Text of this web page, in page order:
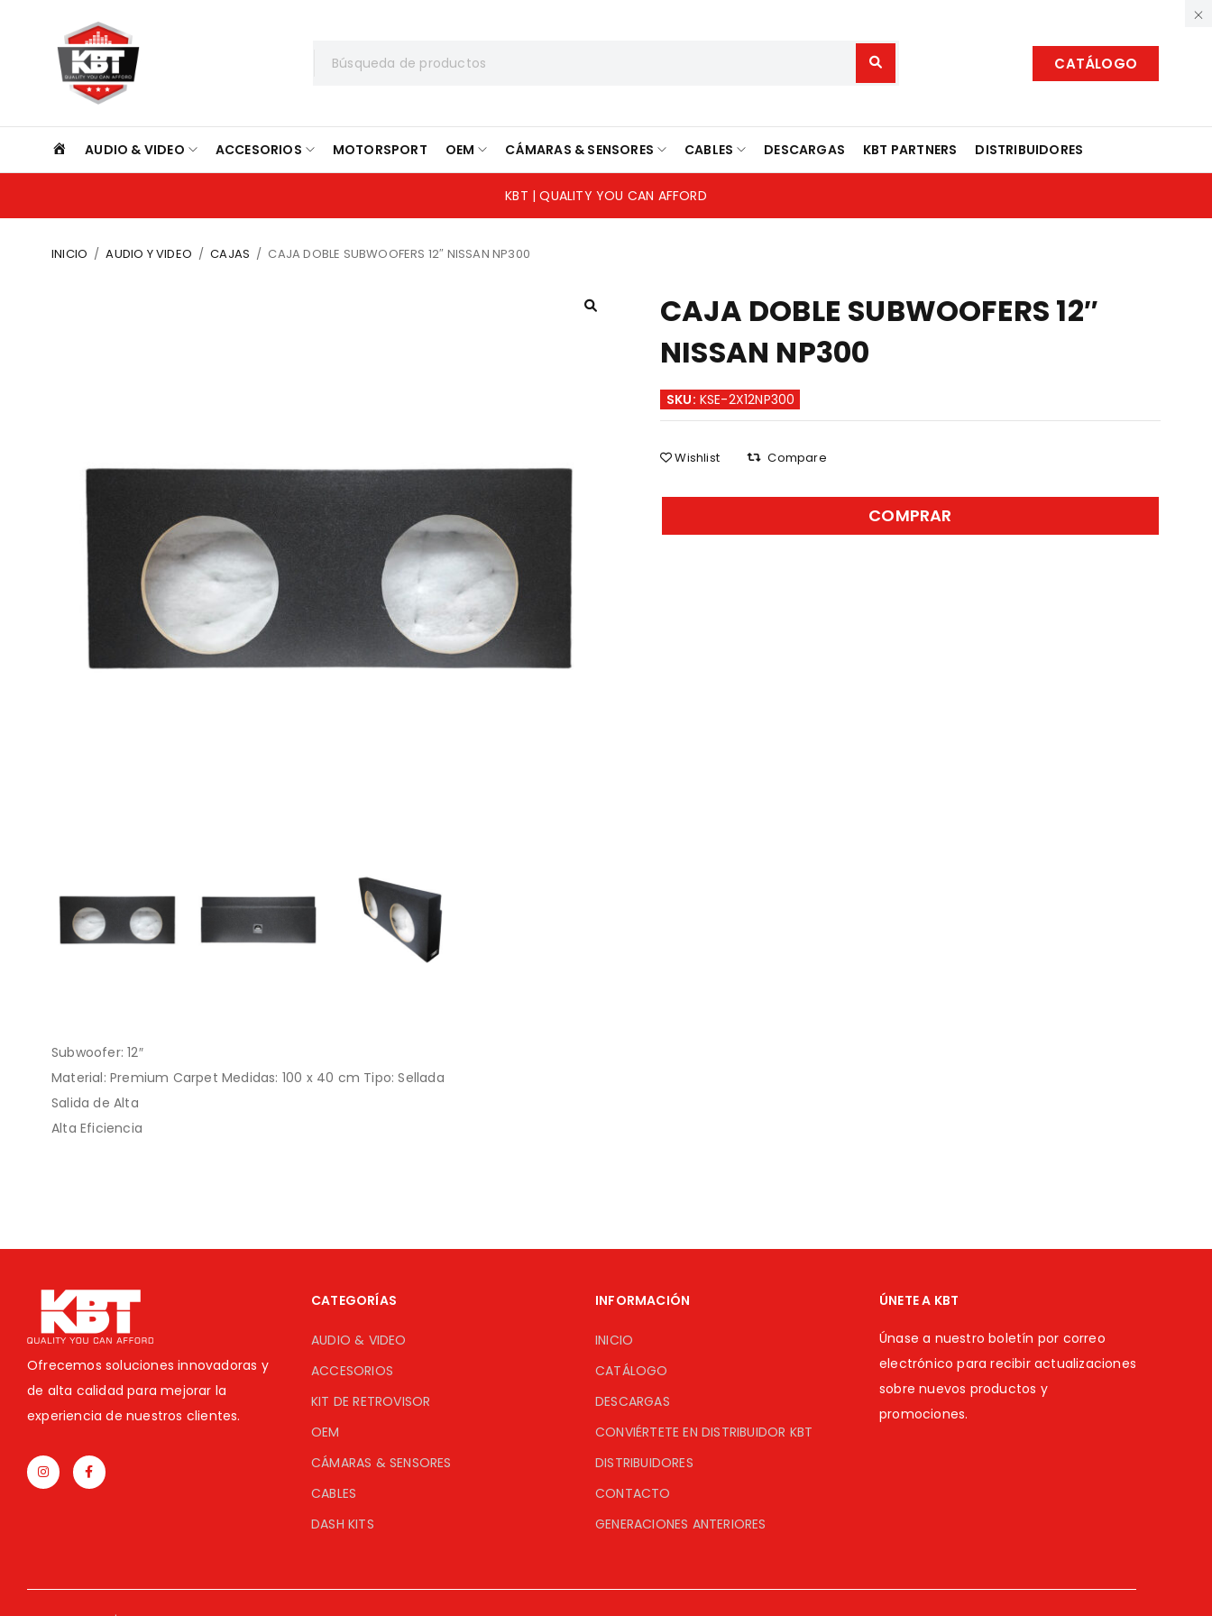
CATÁLOGO
INICIO
AUDIO & VIDEO ACCESORIOS MOTORSPORT OEM CÁMARAS & SENSORES CABLES DESCARGAS KBT PARTNERS DISTRIBUIDORES
KBT | QUALITY YOU CAN AFFORD
INICIO / AUDIO Y VIDEO / CAJAS / CAJA DOBLE SUBWOOFERS 12″ NISSAN NP300
CAJA DOBLE SUBWOOFERS 12″
NISSAN NP300
SKU: KSE-2X12NP300
Wishlist Compare
COMPRAR
Subwoofer: 12″
Material: Premium Carpet Medidas: 100 x 40 cm Tipo: Sellada
Salida de Alta
Alta Eficiencia
Ofrecemos soluciones innovadoras y
de alta calidad para mejorar la
experiencia de nuestros clientes.
CATEGORÍAS
AUDIO & VIDEO
ACCESORIOS
KIT DE RETROVISOR
OEM
CÁMARAS & SENSORES
CABLES
DASH KITS
INFORMACIÓN
INICIO
CATÁLOGO
DESCARGAS
CONVIÉRTETE EN DISTRIBUIDOR KBT
DISTRIBUIDORES
CONTACTO
GENERACIONES ANTERIORES
ÚNETE A KBT
Únase a nuestro boletín por correo
electrónico para recibir actualizaciones
sobre nuevos productos y
promociones.